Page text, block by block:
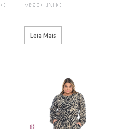
VISCO LINHO
Leia Mais